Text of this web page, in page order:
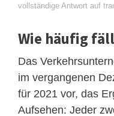
vollständige Antwort auf
Wie häufig
Das
im vergangenen
für 2021 vor, das
Aufsehen: Jeder